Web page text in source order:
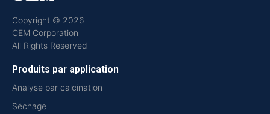
Copyright © 2026
CEM Corporation
All Rights Reserved
Produits par application
Analyse par calcination
Séchage